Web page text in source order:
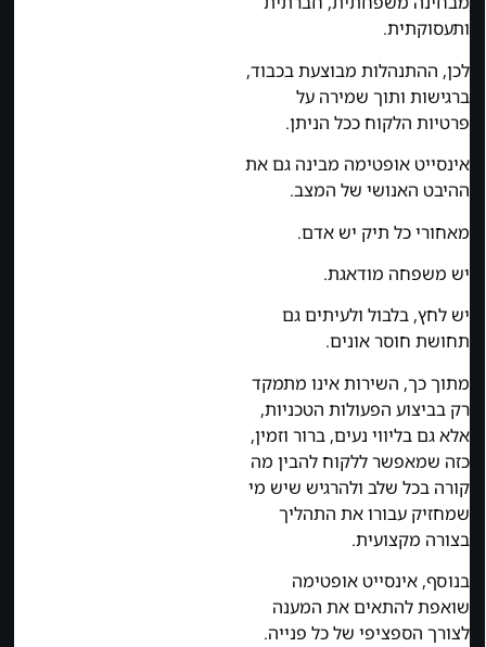
ותעסוקתית.
לכן, ההתנהלות מבוצעת בכבוד,
ברגישות ותוך שמירה על
פרטיות הלקוח ככל הניתן.
אינסייט אופטימה מבינה גם את
ההיבט האנושי של המצב.
מאחורי כל תיק יש אדם.
יש משפחה מודאגת.
יש לחץ, בלבול ולעיתים גם
תחושת חוסר אונים.
מתוך כך, השירות אינו מתמקד
רק בביצוע הפעולות הטכניות,
אלא גם בליווי נעים, ברור וזמין,
כזה שמאפשר ללקוח להבין מה
קורה בכל שלב ולהרגיש שיש מי
שמחזיק עבורו את התהליך
בצורה מקצועית.
בנוסף, אינסייט אופטימה
שואפת להתאים את המענה
לצורך הספציפי של כל פנייה.